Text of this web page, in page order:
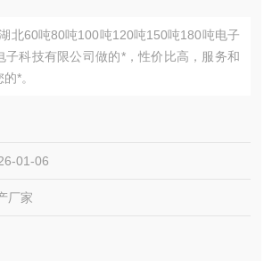
北60吨80吨100吨120吨150吨180吨电子
子科技有限公司做的*，性价比高，服务和
*。
01-06
厂家